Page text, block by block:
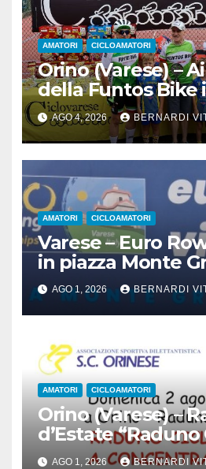
AMATORI CICLOAMATORI
Orino (Varese) –
della Funtos Bike
Orino
AGO 4, 2026 BERNARDI
AMATORI CICLOAMATORI
Varese – Euro
in piazza Monte
Canottaggio
AGO 1, 2026 BERNARDI
AMATORI CICLOAMATORI
Orino (Varese) –
d’Estate
Concentramento”
AGO 1, 2026 BERNARDI